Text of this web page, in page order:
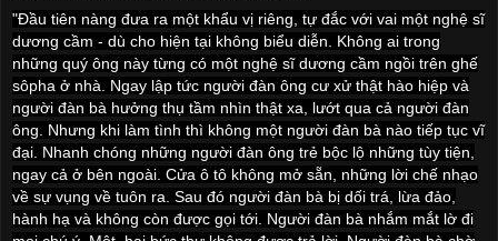
"Đầu tiên nàng đưa ra một khẩu vị riêng, tự đắc với vai một nghệ sĩ
dương cầm - dù cho hiện tại không biểu diễn. Không ai trong
những quý ông này từng có một nghệ sĩ dương cầm ngồi trên ghế
sôpha ở nhà. Ngay lập tức người đàn ông cư xử thật hào hiệp và
người đàn bà hưởng thụ tầm nhìn thật xa, lướt qua cả người đàn
ông. Nhưng khi làm tình thì không một người đàn bà nào tiếp tục vĩ
đại. Nhanh chóng những người đàn ông trẻ bộc lộ những tùy tiện,
ngay cả ở bên ngoài. Cửa ô tô không mở sẵn, những lời chế nhạo
về sự vụng về tuôn ra. Sau đó người đàn bà bị dối trá, lừa đảo,
hành hạ và không còn được gọi tới. Người đàn bà nhắm mắt lờ đi